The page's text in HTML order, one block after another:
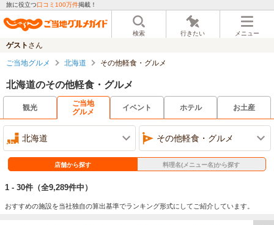
旅に役立つ口コミ100万件掲載！
検索 行きたい メニュー
ゲスト さん
ご当地グルメ 北海道 その他軽食・グルメ
北海道のその他軽食・グルメ
観光
ご当地
グルメ
イベント ホテル お土産
北海道 その他軽食・グルメ
店舗から探す 料理名(メニュー名)から探す
1 - 30件 （全9,289件中）
おすすめの施設を当社独自の算出基準でランキング形式にしてご紹介しています。